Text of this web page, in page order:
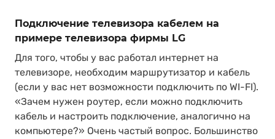
Подключение телевизора кабелем на
примере телевизора фирмы LG
Для того, чтобы у вас работал интернет на
телевизоре, необходим маршрутизатор и кабель
(если у вас нет возможности подключить по WI-FI).
«Зачем нужен роутер, если можно подключить
кабель и настроить подключение, аналогично на
компьютере?» Очень частый вопрос. Большинство